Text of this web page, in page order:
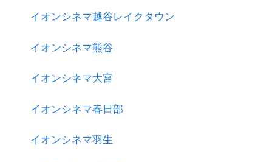
イオンシネマ越谷レイクタウン
イオンシネマ熊谷
イオンシネマ大宮
イオンシネマ春日部
イオンシネマ羽生